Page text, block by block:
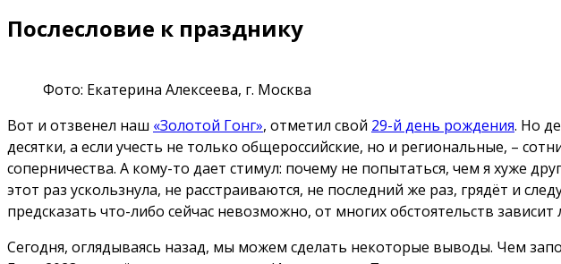
Послесловие к празднику
Фото: Екатерина Алексеева, г. Москва
Вот и отзвенел наш «Золотой Гонг», отметил свой 29-й день рождения. Но
десятки, а если учесть не только общероссийские, но и региональные, –
соперничества. А кому-то дает стимул: почему не попытаться, чем я хуже
этот раз ускользнула, не расстраиваются, не последний же раз, грядёт и
предсказать что-либо сейчас невозможно, от многих обстоятельств
Сегодня, оглядываясь назад, мы можем сделать некоторые выводы. Чем